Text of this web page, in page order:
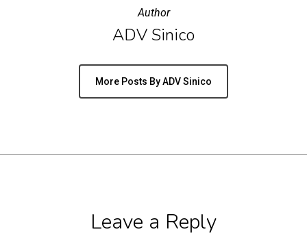
Author
ADV Sinico
More Posts By ADV Sinico
Leave a Reply